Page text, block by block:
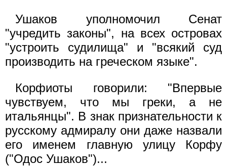
Ушаков уполномочил Сенат
"учредить законы", на всех островах
"устроить судилища" и "всякий суд
производить на греческом языке".
Корфиоты говорили: "Впервые
чувствуем, что мы греки, а не
итальянцы". В знак признательности к
русскому адмиралу они даже назвали
его именем главную улицу Корфу
("Одос Ушаков")...